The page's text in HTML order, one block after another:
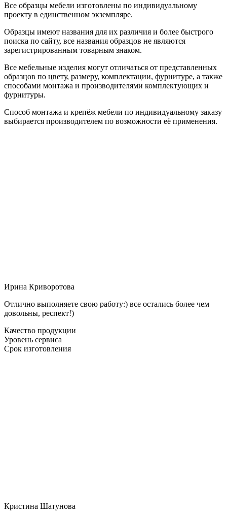
Все образцы мебели изготовлены по индивидуальному
проекту в единственном экземпляре.
Образцы имеют названия для их различия и более быстрого
поиска по сайту, все названия образцов не являются
зарегистрированным товарным знаком.
Все мебельные изделия могут отличаться от представленных
образцов по цвету, размеру, комплектации, фурнитуре, а также
способами монтажа и производителями комплектующих и
фурнитуры.
Способ монтажа и крепёж мебели по индивидуальному заказу
выбирается производителем по возможности её применения.
Ирина Криворотова
Отлично выполняете свою работу:) все остались более чем
довольны, респект!)
Качество продукции
Уровень сервиса
Срок изготовления
Кристина Шатунова